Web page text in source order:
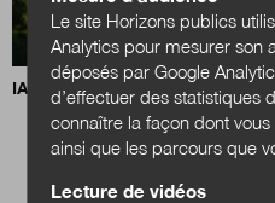
IA, data centers et territoires :
Le site Horizons publics
Analytics pour mesurer son
déposés par Google
d’effectuer des statistiques
connaître la façon dont
ainsi que les parcours que
Lecture de vidéos